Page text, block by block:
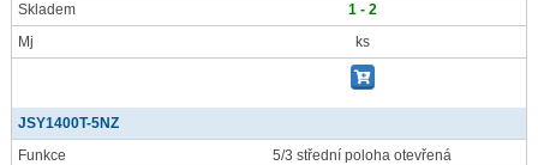
Skladem
1 - 2
Mj
ks
JSY1400T-5NZ
Funkce
5/3 střední poloha otevřená